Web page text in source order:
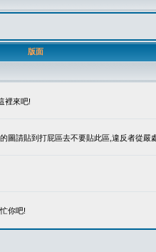
版面
裡來吧!
圖請貼到打屁區去不要貼此區,違反者從嚴
你吧!